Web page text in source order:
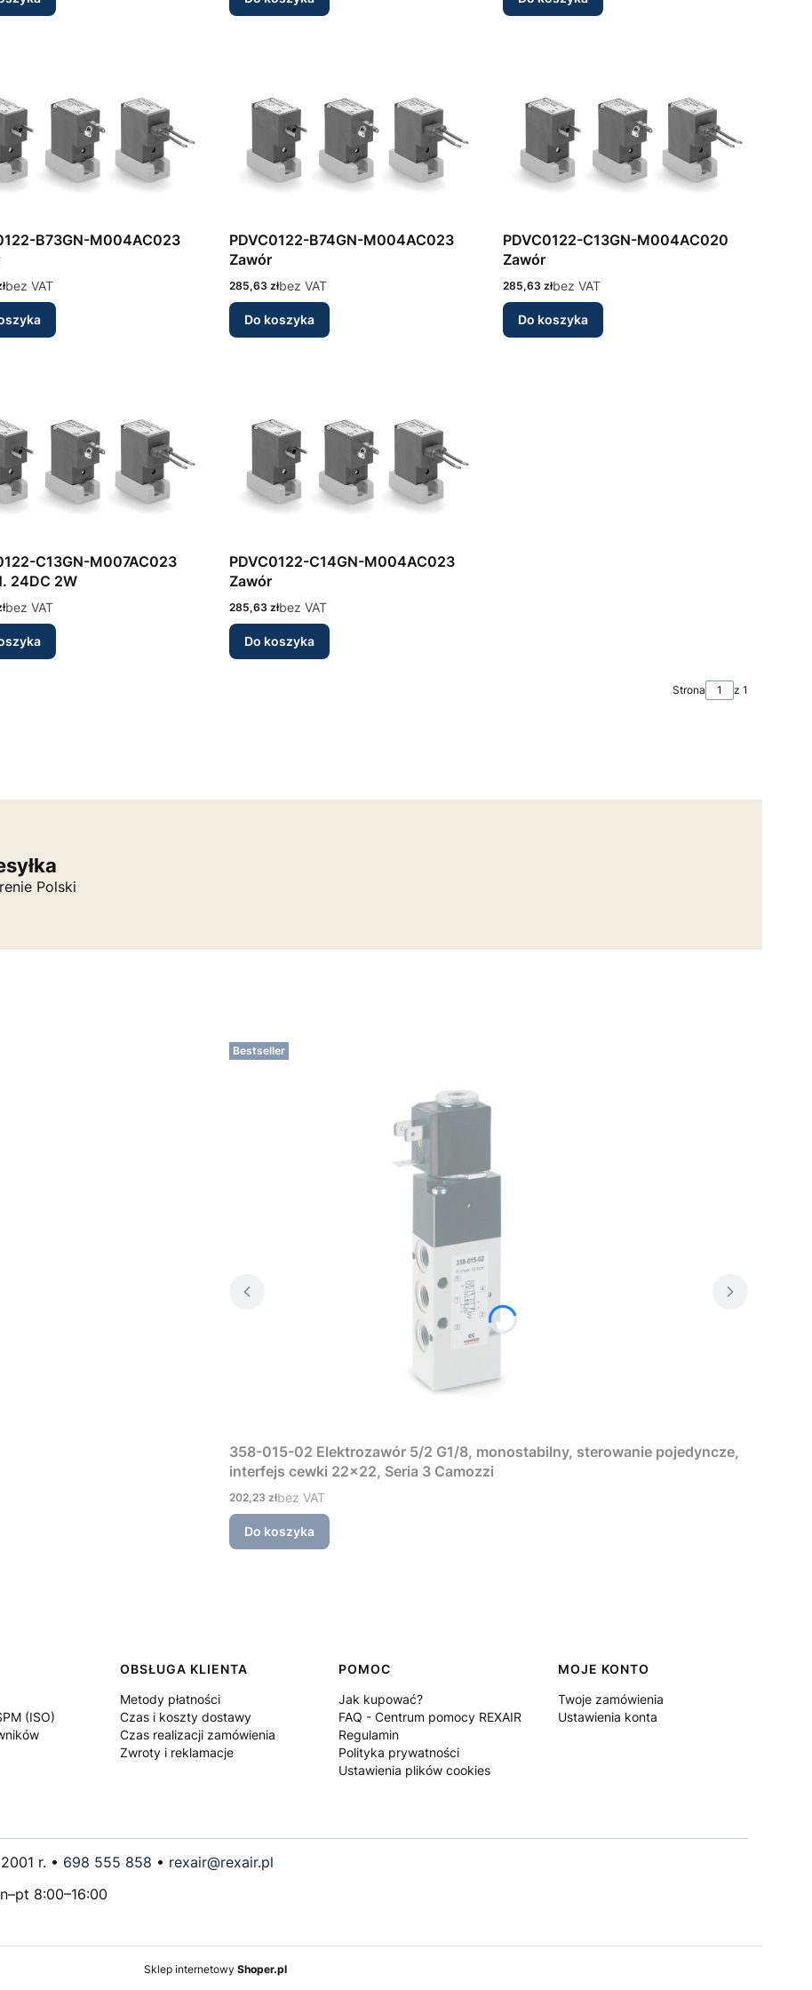
B73GN-M004AC023
bez VAT
PDVC0122-B74GN-M004AC023
Zawór
Cena
285,63 złbez VAT
Do koszyka
PDVC0122-C13GN-M004AC020
Zawór
Cena
285,63 złbez VAT
Do koszyka
C13GN-M007AC023
24DC 2W
bez VAT
PDVC0122-C14GN-M004AC023
Zawór
Cena
285,63 złbez VAT
Do koszyka
Strona z 1
Polski
Bestseller
358-015-02 Elektrozawór 5/2 G1/8, monostabilny, sterowanie pojedyncze,
interfejs cewki 22×22, Seria 3 Camozzi
Cena
202,23 złbez VAT
Do koszyka
(ISO)
OBSŁUGA KLIENTA
Metody płatności
Czas i koszty dostawy
Czas realizacji zamówienia
Zwroty i reklamacje
POMOC
Jak kupować?
FAQ - Centrum pomocy REXAIR
Regulamin
Polityka prywatności
Ustawienia plików cookies
MOJE KONTO
Twoje zamówienia
Ustawienia konta
r. • 698 555 858 • rexair@rexair.pl
8:00–16:00
Sklep internetowy Shoper.pl